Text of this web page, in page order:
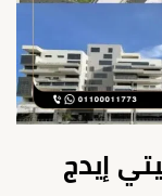
إيدج